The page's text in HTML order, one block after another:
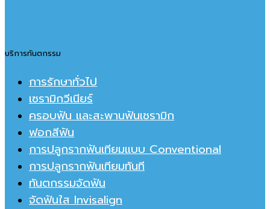
บริการทันตกรรม
การรักษาทั่วไป
เซรามิกวีเนียร์
ครอบฟัน และสะพานฟันเชรามิก
ฟอกสีฟัน
การปลูกรากฟันเทียมแบบ Conventional
การปลูกรากฟันเทียมทันที
ทันตกรรมจัดฟัน
จัดฟันใส Invisalign